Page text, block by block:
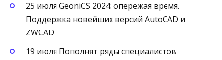
25 июля GeoniCS 2024: опережая время.
Поддержка новейших версий AutoCAD и
ZWCAD
19 июля Пополнят ряды специалистов